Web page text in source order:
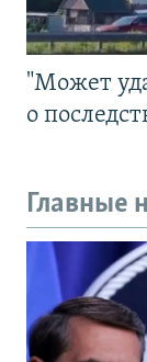
"Может
о
Главные